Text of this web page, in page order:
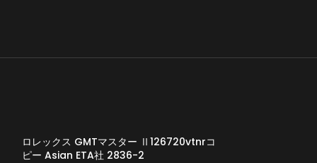
ロレックス GMTマスター Ⅱ126720vtnrコ
ピー Asian ETA社 2836-2